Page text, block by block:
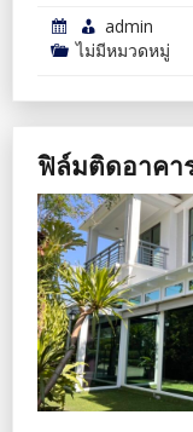
admin
ไม่มีหมวดหมู่
ฟิล์มติดอาคา